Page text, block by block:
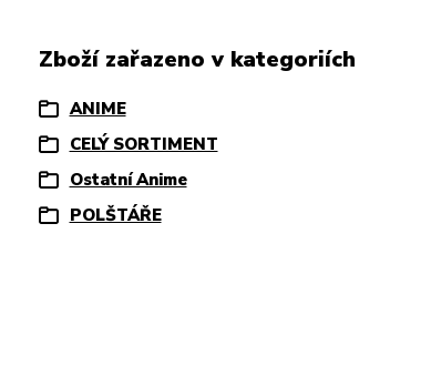
Zboží zařazeno v kategoriích
ANIME
CELÝ SORTIMENT
Ostatní Anime
POLŠTÁŘE